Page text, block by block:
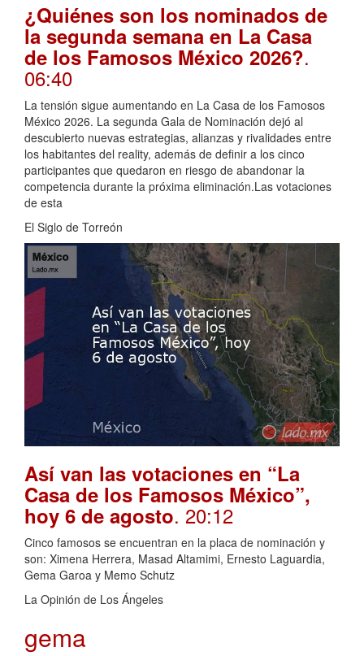
¿Quiénes son los nominados de
la segunda semana en La Casa
de los Famosos México 2026?.
06:40
La tensión sigue aumentando en La Casa de los Famosos
México 2026. La segunda Gala de Nominación dejó al
descubierto nuevas estrategias, alianzas y rivalidades entre
los habitantes del reality, además de definir a los cinco
participantes que quedaron en riesgo de abandonar la
competencia durante la próxima eliminación.Las votaciones
de esta
El Siglo de Torreón
Así van las votaciones en “La
Casa de los Famosos México”,
hoy 6 de agosto. 20:12
Cinco famosos se encuentran en la placa de nominación y
son: Ximena Herrera, Masad Altamimi, Ernesto Laguardia,
Gema Garoa y Memo Schutz
La Opinión de Los Ángeles
gema